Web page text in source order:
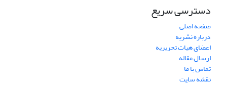
دسترسی سریع
صفحه اصلی
درباره نشریه
اعضای هیات تحریریه
ارسال مقاله
تماس با ما
نقشه سایت